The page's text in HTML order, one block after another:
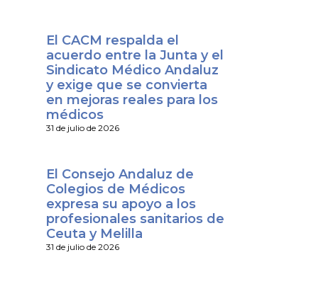
El CACM respalda el
acuerdo entre la Junta y el
Sindicato Médico Andaluz
y exige que se convierta
en mejoras reales para los
médicos
31 de julio de 2026
El Consejo Andaluz de
Colegios de Médicos
expresa su apoyo a los
profesionales sanitarios de
Ceuta y Melilla
31 de julio de 2026